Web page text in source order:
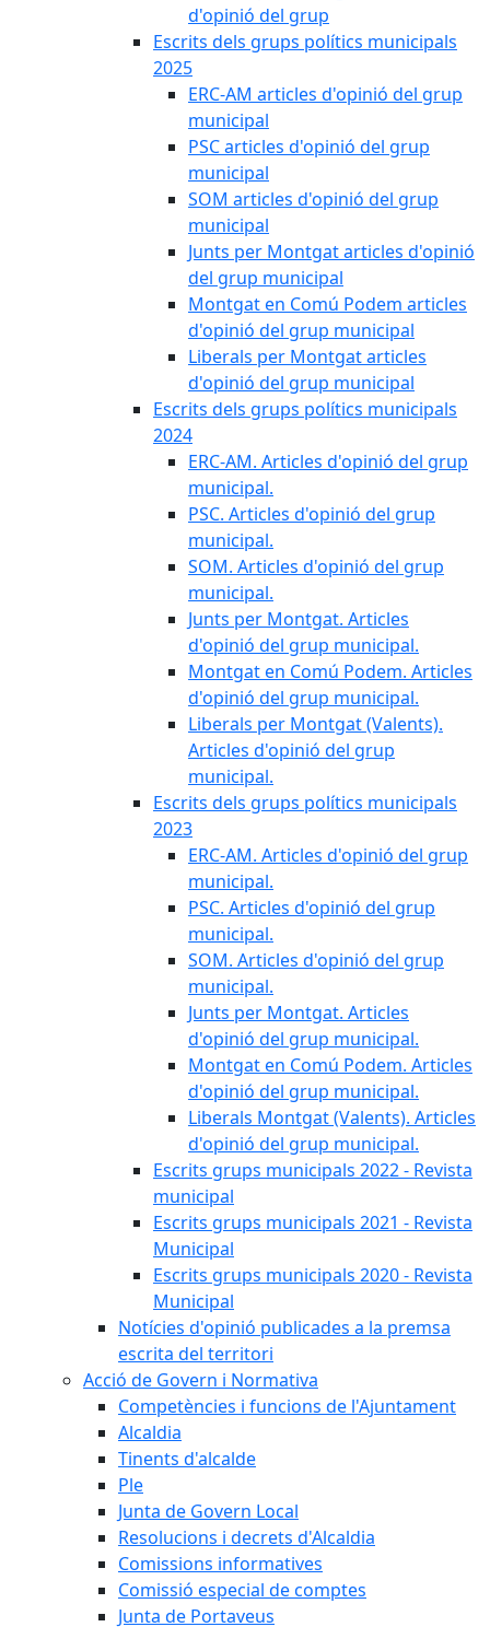
d'opinió del grup
Escrits dels grups polítics municipals
2025
ERC-AM articles d'opinió del grup
municipal
PSC articles d'opinió del grup
municipal
SOM articles d'opinió del grup
municipal
Junts per Montgat articles d'opinió
del grup municipal
Montgat en Comú Podem articles
d'opinió del grup municipal
Liberals per Montgat articles
d'opinió del grup municipal
Escrits dels grups polítics municipals
2024
ERC-AM. Articles d'opinió del grup
municipal.
PSC. Articles d'opinió del grup
municipal.
SOM. Articles d'opinió del grup
municipal.
Junts per Montgat. Articles
d'opinió del grup municipal.
Montgat en Comú Podem. Articles
d'opinió del grup municipal.
Liberals per Montgat (Valents).
Articles d'opinió del grup
municipal.
Escrits dels grups polítics municipals
2023
ERC-AM. Articles d'opinió del grup
municipal.
PSC. Articles d'opinió del grup
municipal.
SOM. Articles d'opinió del grup
municipal.
Junts per Montgat. Articles
d'opinió del grup municipal.
Montgat en Comú Podem. Articles
d'opinió del grup municipal.
Liberals Montgat (Valents). Articles
d'opinió del grup municipal.
Escrits grups municipals 2022 - Revista
municipal
Escrits grups municipals 2021 - Revista
Municipal
Escrits grups municipals 2020 - Revista
Municipal
Notícies d'opinió publicades a la premsa
escrita del territori
Acció de Govern i Normativa
Competències i funcions de l'Ajuntament
Alcaldia
Tinents d'alcalde
Ple
Junta de Govern Local
Resolucions i decrets d'Alcaldia
Comissions informatives
Comissió especial de comptes
Junta de Portaveus